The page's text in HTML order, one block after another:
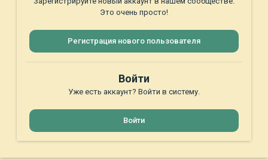
Это очень просто!
Регистрация нового пользователя
Войти
Уже есть аккаунт? Войти в систему.
Войти